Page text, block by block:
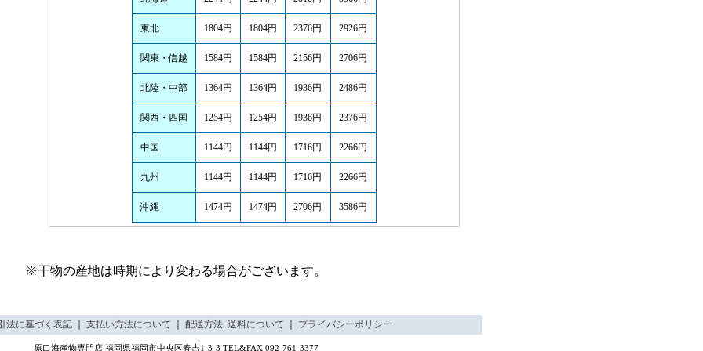
東北 1804円 1804円 2376円 2926円
関東・信越 1584円 1584円 2156円 2706円
北陸・中部 1364円 1364円 1936円 2486円
関西・四国 1254円 1254円 1936円 2376円
中国 1144円 1144円 1716円 2266円
九州 1144円 1144円 1716円 2266円
沖縄 1474円 1474円 2706円 3586円
※干物の産地は時期により変わる場合がございます。
法に基づく表記 支払い方法について 配送方法･送料について プライバシーポリシー
原口海産物専門店 福岡県福岡市中央区春吉1-3-3 TEL&FAX 092-761-3377